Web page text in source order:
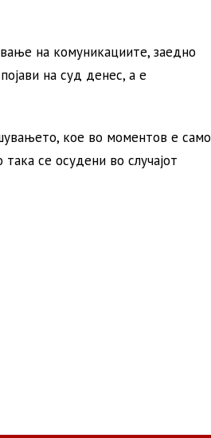
на комуникациите, заедно
на суд денес, а е
кое во моментов е само
се осудени во случајот